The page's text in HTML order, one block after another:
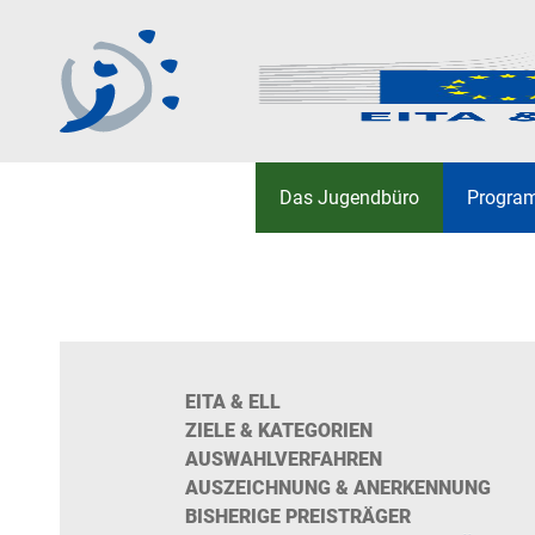
Jugendbüro der
Deutschsprachigen
Gemeinschaft
Das Jugend­­büro
YOUTHPASS
WEITERE
EITA & ELL
ZIELE & KATEGORIEN
AUSWAHLVERFAHREN
AUSZEICHNUNG & ANERKENNUNG
BISHERIGE PREISTRÄGER